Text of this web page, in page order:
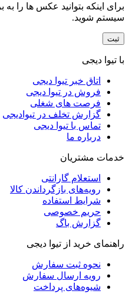
برای اینکه بتوانید عکس ها را
سیستم شوید.
با تیوا دیجی
اتاق خبر تیوا دیجی
فروش در تیوا دیجی
فرصت های شغلی
گزارش تخلف در تیوادیجی
تماس با تیوا دیجی
درباره ما
خدمات مشتریان
استعلام گارانتی
رویه‌های بازگرداندن کالا
شرایط استفاده
حریم خصوصی
گزارش باگ
راهنمای خرید از تیوا دیجی
نحوه ثبت سفارش
رویه ارسال سفارش
شیوه‌های پرداخت